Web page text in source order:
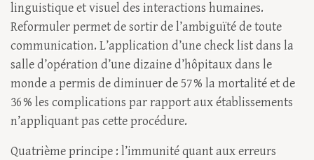
linguistique et visuel des interactions humaines.
Reformuler permet de sortir de l’ambiguïté de toute
communication. L’application d’une check list dans la
salle d’opération d’une dizaine d’hôpitaux dans le
monde a permis de diminuer de 57 % la mortalité et de
36 % les complications par rapport aux établissements
n’appliquant pas cette procédure.
Quatrième principe : l’immunité quant aux erreurs